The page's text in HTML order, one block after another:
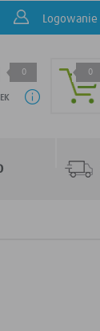
Logowanie
0 0